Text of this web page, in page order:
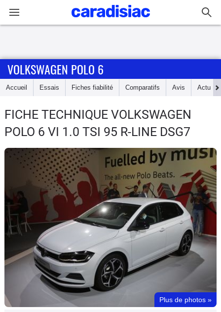
Accueil
Essais
Guide
d'achat
Electriques
Utilitaires
Flottes
Services
VOLKSWAGEN POLO 6
Accueil Essais Fiches fiabilité Comparatifs Avis Actu
FICHE TECHNIQUE VOLKSWAGEN
POLO 6 VI 1.0 TSI 95 R-LINE DSG7
Plus de photos »